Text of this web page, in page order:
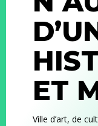
ET
Ville d’art, de